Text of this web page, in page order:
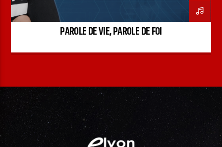
PAROLE DE VIE, PAROLE DE FOI